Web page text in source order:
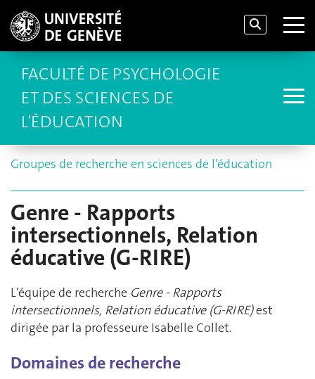
FACULTÉ DE PSYCHOLOGIE
ET DES SCIENCES DE
L'ÉDUCATION
Groupes de recherche en sciences de l'éducation
Genre - Rapports
intersectionnels, Relation
éducative (G-RIRE)
L'équipe de recherche Genre - Rapports
intersectionnels, Relation éducative (G-RIRE)est
dirigée par la professeure Isabelle Collet.
Domaines de recherche